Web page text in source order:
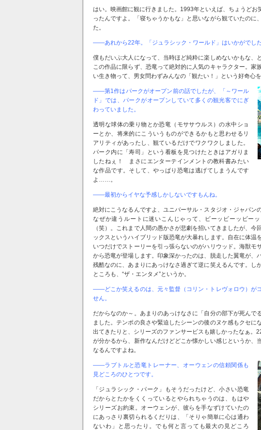
はい。映画館に観に行きました。1993年といえば、ちょうど
ったんですよ。「寝ちゃうかもな」と思いながら観ていたの
た。
――あれから22年。「ジュラシック・ワールド」はいかがでし
僕もだいぶ大人になって、当時ほど純粋に楽しめないかもな
この作品に限らず、恐竜って絶対的に人気のキャラクター。
い生き物って、男女問わずみんなの「観たい！」という好奇心
――第1作はパークがオープン前の話でしたが、「～ワール
ド」では、パークがオープンしていて多くの観光客でにぎ
わっていました。
透明な球体の乗り物とか恐竜（モササウルス）の水中ショ
ーとか、将来的にこういうものができるかもと思わせるリ
アリティがあったし、観ているだけでワクワクしました。
パーク内に「寿司」という看板を見つけたときはアガりま
したねぇ！ まさにエンターテインメントの教科書みたい
な作品です。そして、やっぱり恐竜は逃げてしまうんです
よ……。
――最初からイヤな予感しかしないですもんね。
絶対にこうなるんですよ、ユニバーサル・スタジオ・ジャパン
なぜか違うルートに迷いこんじゃって、ビーッビーッビー
（笑）。これまで人間の愚かさが悲劇を招いてきましたが、
ックスというハイブリッド版恐竜が大暴れします。自在に体温
いつだけでストーリーを引っ張らないのがハリウッド。海獣
から恐竜が登場します。印象深かったのは、脱走した翼竜が、
残酷なのに、あまりにあっけなさ過ぎて逆に笑えるんです。し
ところも、“ザ・エンタメ”というか。
――どこか笑えるのは、元々監督（コリン・トレヴォロウ）が
せん。
だからなのか～。あまりのあっけなさに「自分の部下が死ん
ました。テンポの良さや緊迫したシーンの後のヌケ感もクセ
出てきたりと、シリーズのファンサービスも嬉しかったなぁ。
が分かるから、新作なんだけどどこか懐かしい感じというか、
なるんですよね。
――ラプトルと恐竜トレーナー、オーウェンの信頼関係も
見どころのひとつです。
「ジュラシック・パーク」もそうだったけど、小さい恐竜
だからとたかをくくっているとやられちゃうのは、もはや
シリーズお約束。オーウェンが、彼らを手なずけていたの
にあっさり裏切られるくだりは、「そりゃ簡単に心は通わ
ないわ」と思ったり。でも何と言っても最大の見どころ